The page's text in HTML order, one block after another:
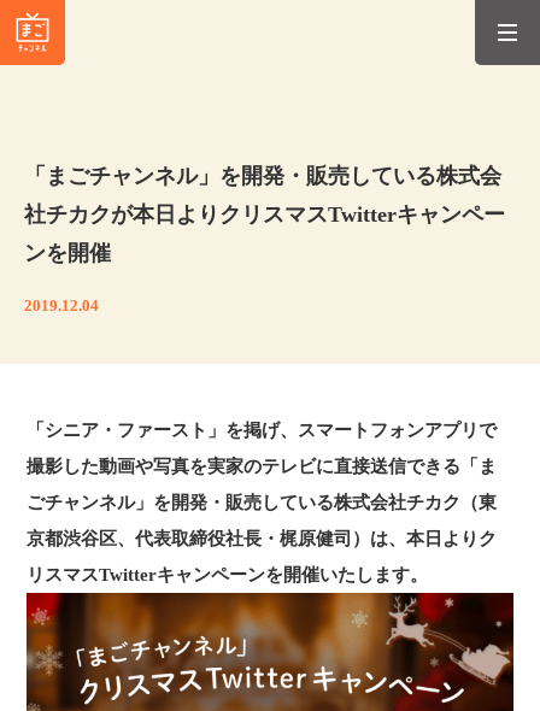
「まごチャンネル」を開発・販売している株式会
社チカクが本日よりクリスマスTwitterキャンペー
ンを開催
2019.12.04
「シニア・ファースト」を掲げ、スマートフォンアプリで
撮影した動画や写真を実家のテレビに直接送信できる「ま
ごチャンネル」を開発・販売している株式会社チカク（東
京都渋谷区、代表取締役社長・梶原健司）は、本日よりク
リスマスTwitterキャンペーンを開催いたします。